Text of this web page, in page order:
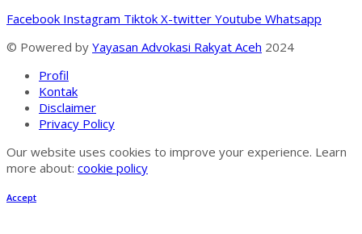
Facebook Instagram Tiktok X-twitter Youtube Whatsapp
© Powered by Yayasan Advokasi Rakyat Aceh 2024
Profil
Kontak
Disclaimer
Privacy Policy
Our website uses cookies to improve your experience. Learn
more about: cookie policy
Accept